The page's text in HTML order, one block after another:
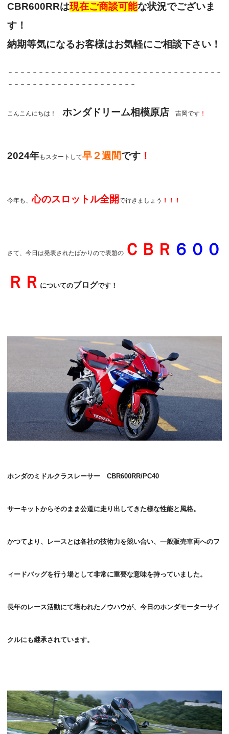
CBR600RRは現在ご商談可能な状況でございま
す！
納期等気になるお客様はお気軽にご相談下さい！
－－－－－－－－－－－－－－－－－－－－－－－－－－－－－－－－－－－
－－－－－－－－－－－－－－－－－－－－－
こんこんにちは！ ホンダドリーム相模原店 吉岡です ！
2024年もスタートして早２週間です ！
今年も、心のスロットル全開で行きましょう ！！！
さて、今日は発表されたばかりので表題の ＣＢＲ ６００
ＲＲ についてのブログです！
ホンダのミドルクラスレーサー CBR600RR/PC40
サーキットからそのまま公道に走り出してきた様な性能と風格。
かつてより、レースとは各社の技術力を競い合い、一般販売車両へのフ
ィードバッグを行う場として非常に重要な意味を持っていました。
長年のレース活動にて培われたノウハウが、今日のホンダモーターサイ
クルにも継承されています。